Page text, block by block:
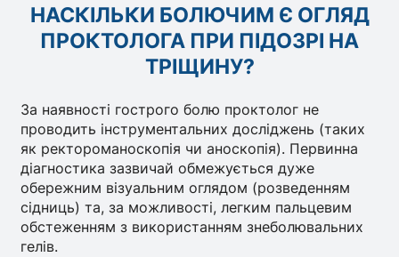
НАСКІЛЬКИ БОЛЮЧИМ Є ОГЛЯД
ПРОКТОЛОГА ПРИ ПІДОЗРІ НА
ТРІЩИНУ?
За наявності гострого болю проктолог не
проводить інструментальних досліджень (таких
як ректороманоскопія чи аноскопія). Первинна
діагностика зазвичай обмежується дуже
обережним візуальним оглядом (розведенням
сідниць) та, за можливості, легким пальцевим
обстеженням з використанням знеболювальних
гелів.